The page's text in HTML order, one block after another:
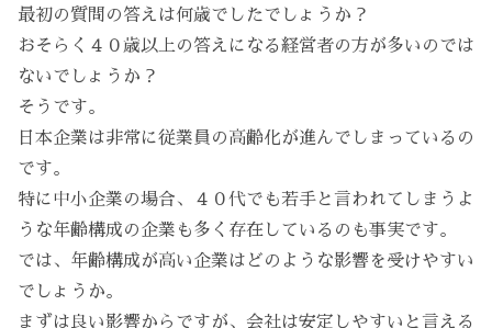
最初の質問の答えは何歳でしたでしょうか？
おそらく４０歳以上の答えになる経営者の方が多いのでは
ないでしょうか？
そうです。
日本企業は非常に従業員の高齢化が進んでしまっているの
です。
特に中小企業の場合、４０代でも若手と言われてしまうよ
うな年齢構成の企業も多く存在しているのも事実です。
では、年齢構成が高い企業はどのような影響を受けやすい
でしょうか。
まずは良い影響からですが、会社は安定しやすいと言える